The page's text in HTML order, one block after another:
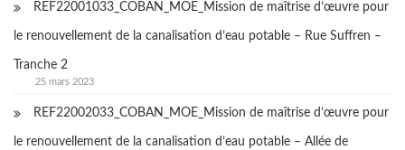
REF22001033_COBAN_MOE_Mission de maîtrise d’œuvre pour
le renouvellement de la canalisation d’eau potable – Rue Suffren –
Tranche 2
25 mars 2023
REF22002033_COBAN_MOE_Mission de maîtrise d’œuvre pour
le renouvellement de la canalisation d’eau potable – Allée de